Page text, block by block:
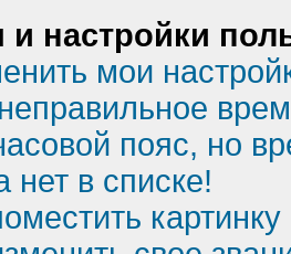
настройки
мои
пояс, но
нет в списке!